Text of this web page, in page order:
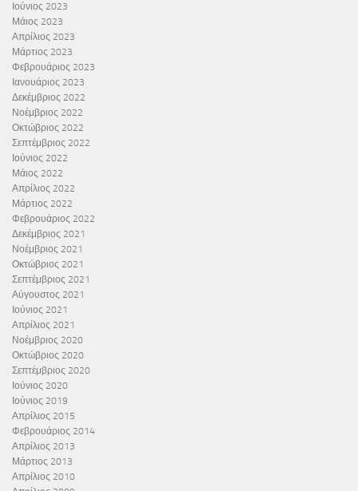
Ιούνιος 2023
Μάιος 2023
Απρίλιος 2023
Μάρτιος 2023
Φεβρουάριος 2023
Ιανουάριος 2023
Δεκέμβριος 2022
Νοέμβριος 2022
Οκτώβριος 2022
Σεπτέμβριος 2022
Ιούνιος 2022
Μάιος 2022
Απρίλιος 2022
Μάρτιος 2022
Φεβρουάριος 2022
Δεκέμβριος 2021
Νοέμβριος 2021
Οκτώβριος 2021
Σεπτέμβριος 2021
Αύγουστος 2021
Ιούνιος 2021
Απρίλιος 2021
Νοέμβριος 2020
Οκτώβριος 2020
Σεπτέμβριος 2020
Ιούνιος 2020
Ιούνιος 2019
Απρίλιος 2015
Φεβρουάριος 2014
Απρίλιος 2013
Μάρτιος 2013
Απρίλιος 2010